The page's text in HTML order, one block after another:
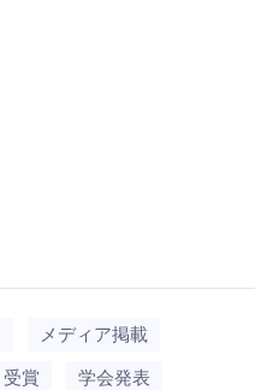
メディア掲載
受賞
学会発表